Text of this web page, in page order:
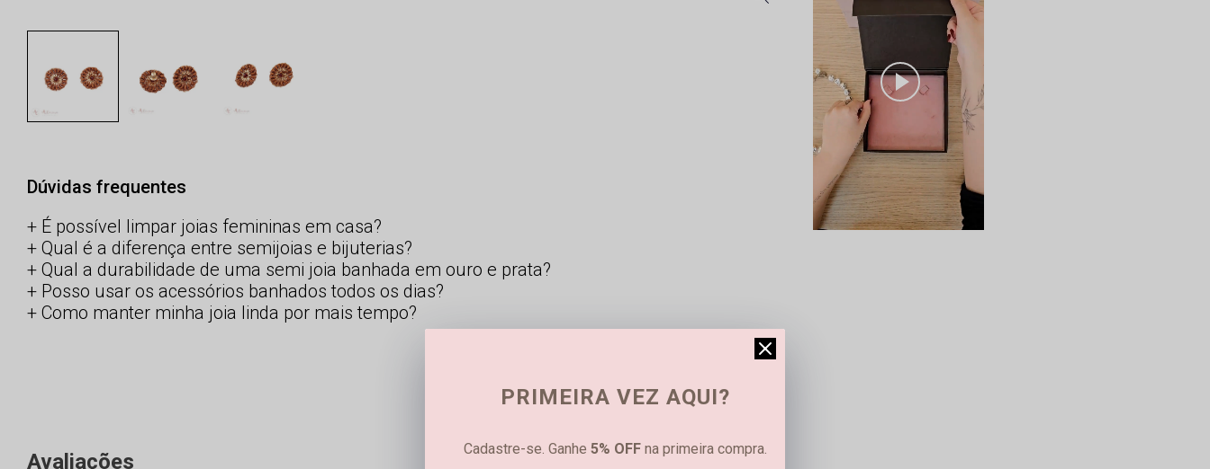
Dúvidas frequentes
É possível limpar joias femininas em casa?
Qual é a diferença entre semijoias e bijuterias?
Qual a durabilidade de uma semi joia banhada em ouro e prata?
Posso usar os acessórios banhados todos os dias?
Como manter minha joia linda por mais tempo?
Avaliações
PRIMEIRA VEZ AQUI?
Cadastre-se. Ganhe 5% OFF na primeira compra.